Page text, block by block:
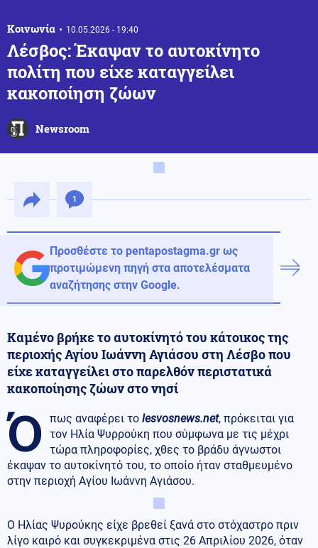
Κοινωνία 10.05.2026 - 19:40
Λέσβος: Έκαψαν το αυτοκίνητο
πολίτη που είχε καταγγείλει
κακοποίηση ζώων
Newsroom
1
Προσθέστε το pentapostagma.gr ως
προτιμώμενη πηγή στα αποτελέσματα
αναζήτησης στην Google.
Καμένο βρήκε το αυτοκίνητό του κάτοικος της
περιοχής Αγίου Ιωάννη Αγιάσου στη Λέσβο που
είχε καταγγείλει στο παρελθόν περιστατικά
κακοποίησης ζώων στο νησί
Ό πως αναφέρει το lesvosnews.net, πρόκειται για
τον Ηλία Ψυρρούκη που σύμφωνα με τις μέχρι
τώρα πληροφορίες, χθες το βράδυ άγνωστοι
έκαψαν το αυτοκίνητό του, το οποίο ήταν σταθμευμένο
στην περιοχή Αγίου Ιωάννη Αγιάσου.
Ο Ηλίας Ψυρούκης είχε βρεθεί ξανά στο στόχαστρο πριν
λίγο καιρό και συγκεκριμένα στις 26 Απριλίου 2026, όταν